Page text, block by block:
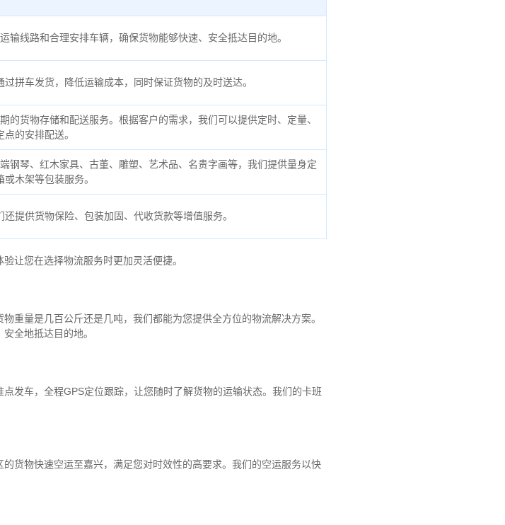
输线路和合理安排车辆，确保货物能够快速、安全抵达目的地。
拼车发货，降低运输成本，同时保证货物的及时送达。
货物存储和配送服务。根据客户的需求，我们可以提供定时、定量、
点的安排配送。
钢琴、红木家具、古董、雕塑、艺术品、名贵字画等，我们提供量身定
或木架等包装服务。
提供货物保险、包装加固、代收货款等增值服务。
让您在选择物流服务时更加灵活便捷。
重量是几百公斤还是几吨，我们都能为您提供全方位的物流解决方案。
全地抵达目的地。
发车，全程GPS定位跟踪，让您随时了解货物的运输状态。我们的卡班
货物快速空运至嘉兴，满足您对时效性的高要求。我们的空运服务以快